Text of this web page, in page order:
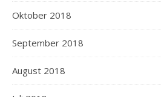
Oktober 2018
September 2018
August 2018